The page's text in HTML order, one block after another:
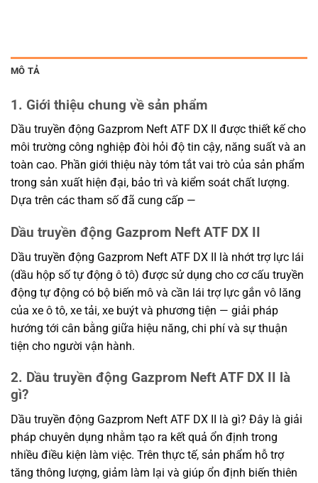
MÔ TẢ
1. Giới thiệu chung về sản phẩm
Dầu truyền động Gazprom Neft ATF DX II được thiết kế cho
môi trường công nghiệp đòi hỏi độ tin cậy, năng suất và an
toàn cao. Phần giới thiệu này tóm tắt vai trò của sản phẩm
trong sản xuất hiện đại, bảo trì và kiểm soát chất lượng.
Dựa trên các tham số đã cung cấp —
Dầu truyền động Gazprom Neft ATF DX II
Dầu truyền động Gazprom Neft ATF DX II là nhớt trợ lực lái
(dầu hộp số tự động ô tô) được sử dụng cho cơ cấu truyền
động tự động có bộ biến mô và cần lái trợ lực gắn vô lăng
của xe ô tô, xe tải, xe buýt và phương tiện — giải pháp
hướng tới cân bằng giữa hiệu năng, chi phí và sự thuận
tiện cho người vận hành.
2. Dầu truyền động Gazprom Neft ATF DX II là
gì?
Dầu truyền động Gazprom Neft ATF DX II là gì? Đây là giải
pháp chuyên dụng nhằm tạo ra kết quả ổn định trong
nhiều điều kiện làm việc. Trên thực tế, sản phẩm hỗ trợ
tăng thông lượng, giảm làm lại và giúp ổn định biến thiên